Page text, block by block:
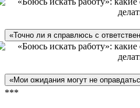
«Точно ли я справлюсь с
«Мои ожидания могут не
***